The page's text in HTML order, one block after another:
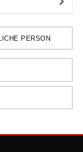
PERSON